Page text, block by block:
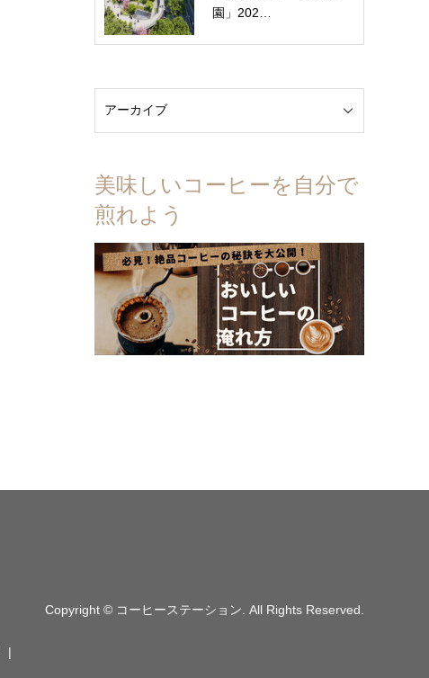
園」202…
美味しいコーヒーを自分で
煎れよう
Copyright © コーヒーステーション . All Rights Reserved.